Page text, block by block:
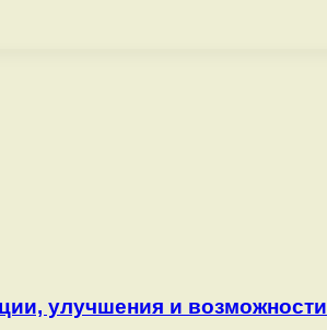
улучшения и возможности